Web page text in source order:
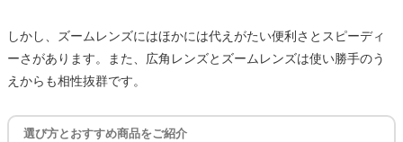
しかし、ズームレンズにはほかには代えがたい便利さとスピーディ
ーさがあります。また、広角レンズとズームレンズは使い勝手のう
えからも相性抜群です。
選び方とおすすめ商品をご紹介